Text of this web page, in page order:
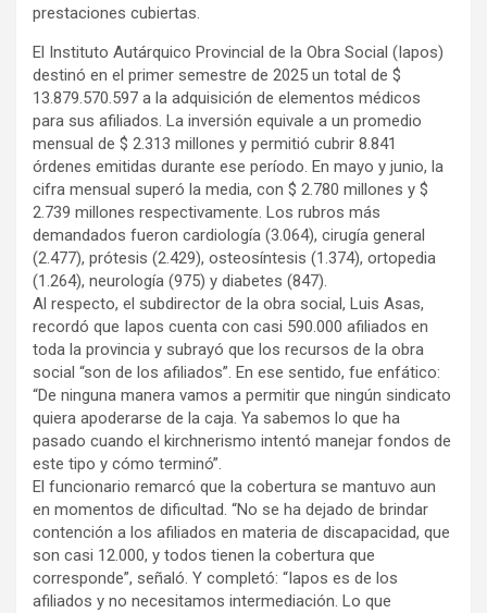
prestaciones cubiertas.
El Instituto Autárquico Provincial de la Obra Social (Iapos)
destinó en el primer semestre de 2025 un total de $
13.879.570.597 a la adquisición de elementos médicos
para sus afiliados. La inversión equivale a un promedio
mensual de $ 2.313 millones y permitió cubrir 8.841
órdenes emitidas durante ese período. En mayo y junio, la
cifra mensual superó la media, con $ 2.780 millones y $
2.739 millones respectivamente. Los rubros más
demandados fueron cardiología (3.064), cirugía general
(2.477), prótesis (2.429), osteosíntesis (1.374), ortopedia
(1.264), neurología (975) y diabetes (847).
Al respecto, el subdirector de la obra social, Luis Asas,
recordó que Iapos cuenta con casi 590.000 afiliados en
toda la provincia y subrayó que los recursos de la obra
social “son de los afiliados”. En ese sentido, fue enfático:
“De ninguna manera vamos a permitir que ningún sindicato
quiera apoderarse de la caja. Ya sabemos lo que ha
pasado cuando el kirchnerismo intentó manejar fondos de
este tipo y cómo terminó”.
El funcionario remarcó que la cobertura se mantuvo aun
en momentos de dificultad. “No se ha dejado de brindar
contención a los afiliados en materia de discapacidad, que
son casi 12.000, y todos tienen la cobertura que
corresponde”, señaló. Y completó: “Iapos es de los
afiliados y no necesitamos intermediación. Lo que